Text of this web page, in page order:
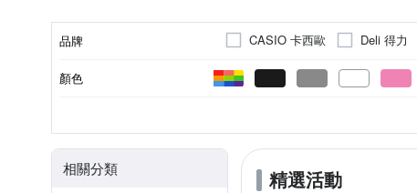
品牌 CASIO 卡西歐 Deli 得力
顏色
相關分類 精選活動